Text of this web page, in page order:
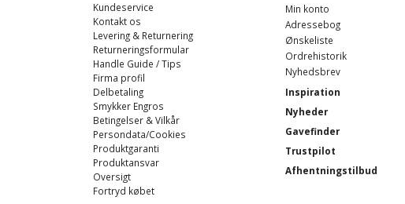
Kundeservice
Kontakt os
Levering & Returnering
Returneringsformular
Handle Guide / Tips
Firma profil
Delbetaling
Smykker Engros
Betingelser & Vilkår
Persondata/Cookies
Produktgaranti
Produktansvar
Oversigt
Fortryd købet
Min konto
Adressebog
Ønskeliste
Ordrehistorik
Nyhedsbrev
Inspiration
Nyheder
Gavefinder
Trustpilot
Afhentningstilbud